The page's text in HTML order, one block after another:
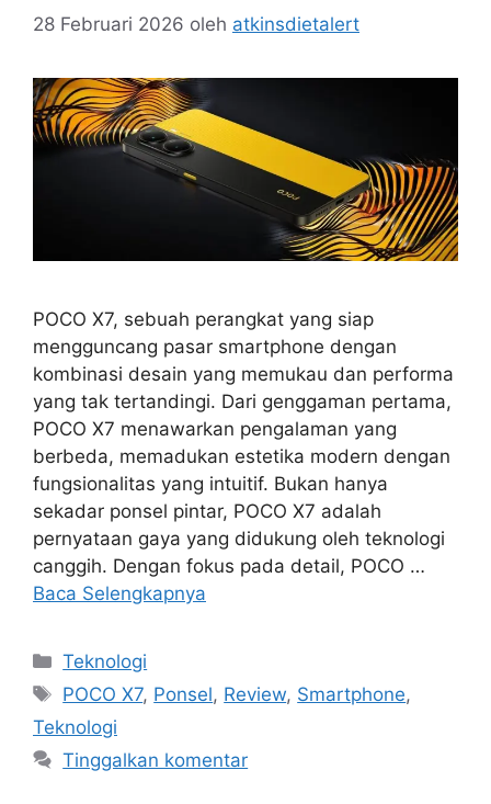
28 Februari 2026 oleh atkinsdietalert
POCO X7, sebuah perangkat yang siap
mengguncang pasar smartphone dengan
kombinasi desain yang memukau dan performa
yang tak tertandingi. Dari genggaman pertama,
POCO X7 menawarkan pengalaman yang
berbeda, memadukan estetika modern dengan
fungsionalitas yang intuitif. Bukan hanya
sekadar ponsel pintar, POCO X7 adalah
pernyataan gaya yang didukung oleh teknologi
canggih. Dengan fokus pada detail, POCO …
Baca Selengkapnya
Kategori
Teknologi
Tag
POCO X7, Ponsel, Review, Smartphone,
Teknologi
Tinggalkan komentar